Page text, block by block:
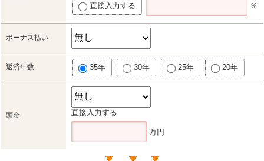
直接入力する ％
ボーナス払い
返済年数 35年 30年 25年 20年
頭金 直接入力する
万円